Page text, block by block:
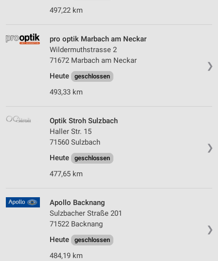
497,22 km
❯
pro optik Marbach am Neckar
Wildermuthstrasse 2
71672 Marbach am Neckar
Heute
geschlossen
493,33 km
❯
Optik Stroh Sulzbach
Haller Str. 15
71560 Sulzbach
Heute
geschlossen
477,65 km
❯
Apollo Backnang
Sulzbacher Straße 201
71522 Backnang
Heute
geschlossen
484,19 km